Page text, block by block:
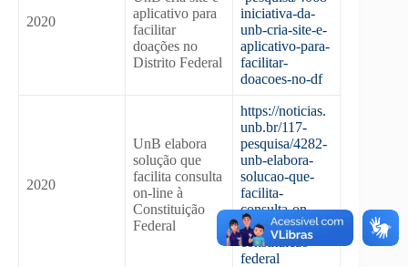
2020
aplicativo para
facilitar
doações no
Distrito Federal
iniciativa-da-
unb-cria-site-e-
aplicativo-para-
facilitar-
doacoes-no-df
2020
UnB elabora
solução que
facilita consulta
on-line à
Constituição
Federal
https://noticias.
unb.br/117-
pesquisa/4282-
unb-elabora-
solucao-que-
facilita-
consulta-on-
line-a-
constituicao-
federal